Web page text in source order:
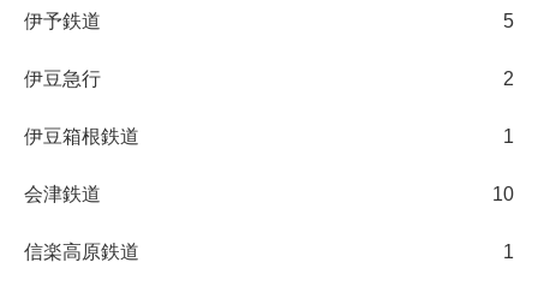
伊予鉄道 5
伊豆急行 2
伊豆箱根鉄道 1
会津鉄道 10
信楽高原鉄道 1